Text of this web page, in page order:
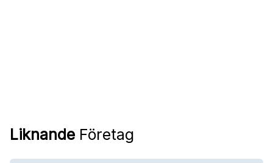
Liknande Företag